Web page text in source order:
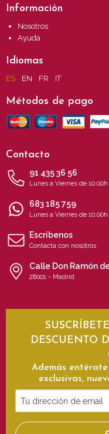
Información
Nosotros
Ayuda
Idiomas
ES EN FR IT
Métodos de pago
Contacto
91 435 36 56
Lunes a Viernes de 10:00h
683 185 759
Lunes a Viernes de 10:00h
Escríbenos
Contacta con nosotros
Calle Don Ramón
28001 - Madrid
DESCUENTO
Además
exclusivas,
Tu
dirección
de